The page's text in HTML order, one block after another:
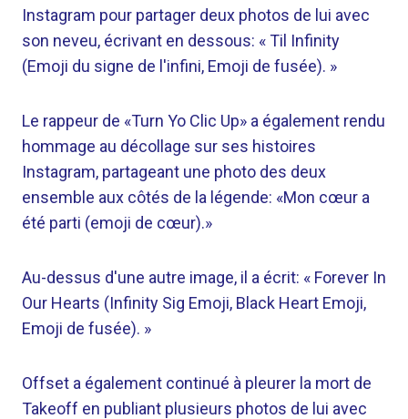
Instagram pour partager deux photos de lui avec
son neveu, écrivant en dessous: « Til Infinity
(Emoji du signe de l'infini, Emoji de fusée). »
Le rappeur de «Turn Yo Clic Up» a également rendu
hommage au décollage sur ses histoires
Instagram, partageant une photo des deux
ensemble aux côtés de la légende: «Mon cœur a
été parti (emoji de cœur).»
Au-dessus d'une autre image, il a écrit: « Forever In
Our Hearts (Infinity Sig Emoji, Black Heart Emoji,
Emoji de fusée). »
Offset a également continué à pleurer la mort de
Takeoff en publiant plusieurs photos de lui avec